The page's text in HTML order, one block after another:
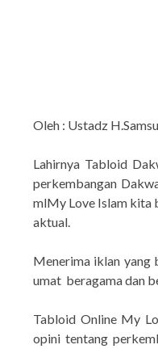
Oleh : Ustadz
Lahirnya Tabloid
perkembangan
mlMy Love Islam kita
aktual.
Menerima iklan yang
umat beragama dan
Tabloid Online My
opini tentang